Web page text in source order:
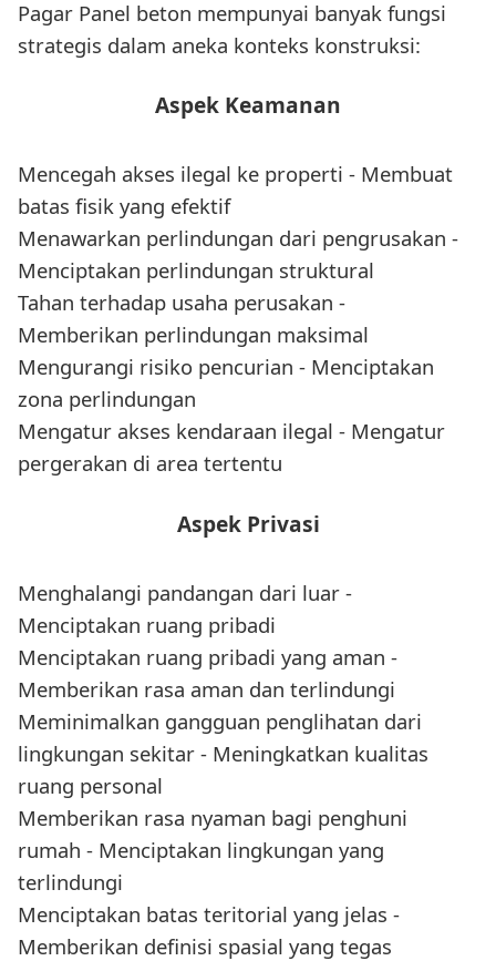
Pagar Panel beton mempunyai banyak fungsi
strategis dalam aneka konteks konstruksi:
Aspek Keamanan
Mencegah akses ilegal ke properti - Membuat
batas fisik yang efektif
Menawarkan perlindungan dari pengrusakan -
Menciptakan perlindungan struktural
Tahan terhadap usaha perusakan -
Memberikan perlindungan maksimal
Mengurangi risiko pencurian - Menciptakan
zona perlindungan
Mengatur akses kendaraan ilegal - Mengatur
pergerakan di area tertentu
Aspek Privasi
Menghalangi pandangan dari luar -
Menciptakan ruang pribadi
Menciptakan ruang pribadi yang aman -
Memberikan rasa aman dan terlindungi
Meminimalkan gangguan penglihatan dari
lingkungan sekitar - Meningkatkan kualitas
ruang personal
Memberikan rasa nyaman bagi penghuni
rumah - Menciptakan lingkungan yang
terlindungi
Menciptakan batas teritorial yang jelas -
Memberikan definisi spasial yang tegas